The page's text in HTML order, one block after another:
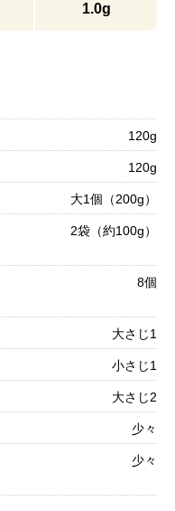
1.0g
120g
120g
大1個（200g）
2袋（約100g）
8個
大さじ1
小さじ1
大さじ2
少々
少々